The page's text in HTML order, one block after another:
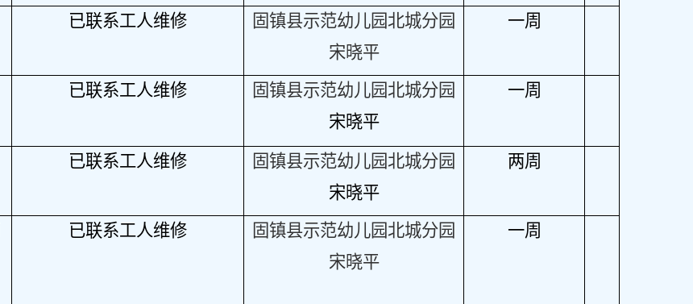
已联系工人维修
固镇县示范幼儿园北城分园
宋晓平
一周
已联系工人维修
固镇县示范幼儿园北城分园
宋晓平
一周
已联系工人维修
固镇县示范幼儿园北城分园
宋晓平
两周
已联系工人维修
固镇县示范幼儿园北城分园
宋晓平
一周